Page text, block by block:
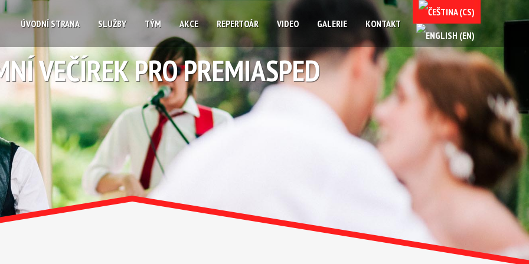
ÚVODNÍ STRANA SLUŽBY TÝM AKCE REPERTOÁR VIDEO GALERIE KONTAKT
VEČÍREK PRO PREMIASPED